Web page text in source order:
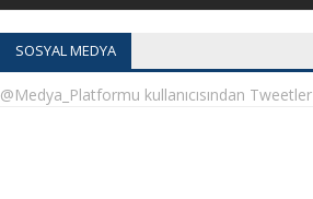
SOSYAL MEDYA
@Medya_Platformu kullanıcısından Tweetler